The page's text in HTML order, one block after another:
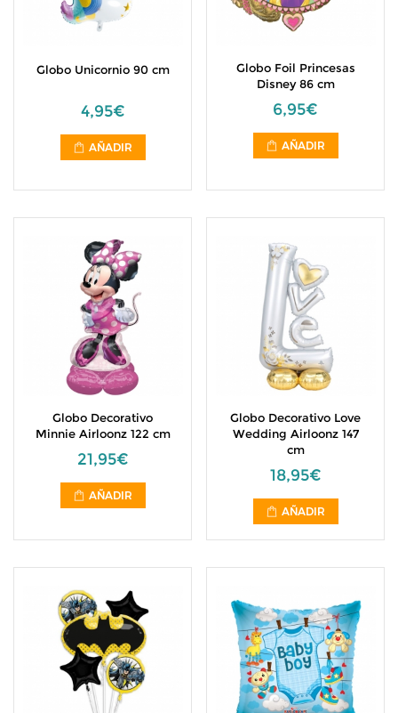
Globo Unicornio 90 cm
4,95€
AÑADIR
Globo Foil Princesas
Disney 86 cm
6,95€
AÑADIR
Globo Decorativo
Minnie Airloonz 122 cm
21,95€
AÑADIR
Globo Decorativo Love
Wedding Airloonz 147
cm
18,95€
AÑADIR